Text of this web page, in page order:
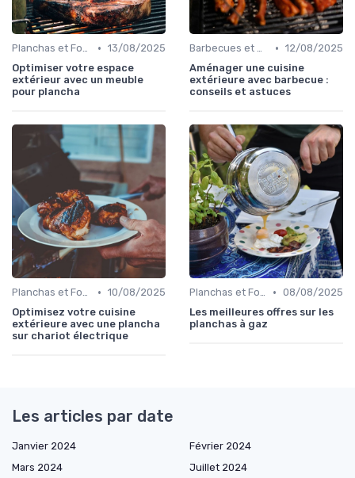
Planchas et Fours à Pizza • 13/08/2025
Optimiser votre espace
extérieur avec un meuble
pour plancha
Barbecues et Grills • 12/08/2025
Aménager une cuisine
extérieure avec barbecue :
conseils et astuces
Planchas et Fours à Pizza • 10/08/2025
Optimisez votre cuisine
extérieure avec une plancha
sur chariot électrique
Planchas et Fours à Pizza • 08/08/2025
Les meilleures offres sur les
planchas à gaz
Les articles par date
Janvier 2024
Février 2024
Mars 2024
Juillet 2024